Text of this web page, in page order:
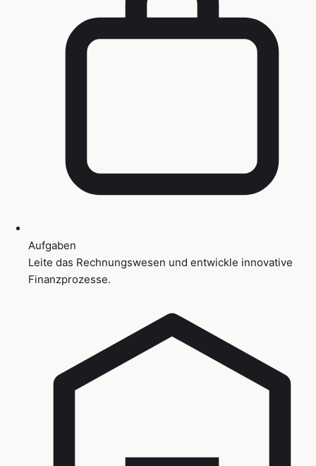
Aufgaben
Leite das Rechnungswesen und entwickle innovative
Finanzprozesse.